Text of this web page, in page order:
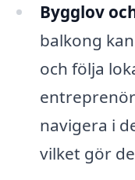
Bygglov
balkong
och följa
navigera i
vilket gör